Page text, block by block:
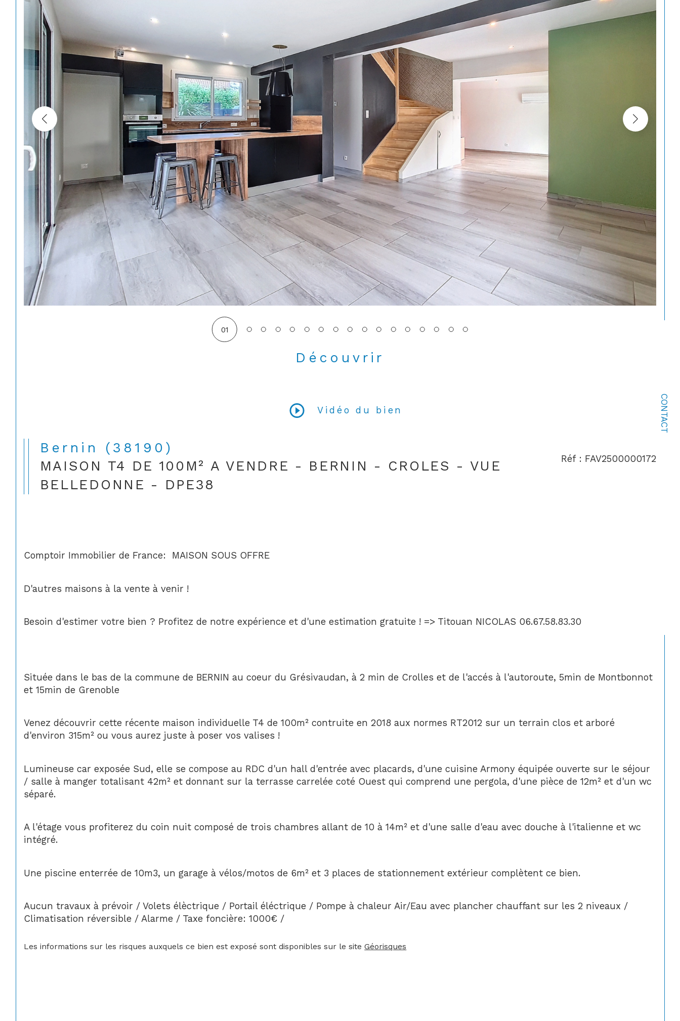
CONTACT
01
Découvrir
Vidéo du bien
Bernin (38190)
MAISON T4 DE 100M² A VENDRE - BERNIN - CROLES - VUE
BELLEDONNE - DPE38
Réf : FAV2500000172
Comptoir Immobilier de France:  MAISON SOUS OFFRE
D'autres maisons à la vente à venir !
Besoin d'estimer votre bien ? Profitez de notre expérience et d'une estimation gratuite ! => Titouan NICOLAS 06.67.58.83.30
Située dans le bas de la commune de BERNIN au coeur du Grésivaudan, à 2 min de Crolles et de l'accés à l'autoroute, 5min de Montbonnot
et 15min de Grenoble
Venez découvrir cette récente maison individuelle T4 de 100m² contruite en 2018 aux normes RT2012 sur un terrain clos et arboré
d'environ 315m² ou vous aurez juste à poser vos valises !
Lumineuse car exposée Sud, elle se compose au RDC d'un hall d'entrée avec placards, d'une cuisine Armony équipée ouverte sur le séjour
/ salle à manger totalisant 42m² et donnant sur la terrasse carrelée coté Ouest qui comprend une pergola, d'une pièce de 12m² et d'un wc
séparé.
A l'étage vous profiterez du coin nuit composé de trois chambres allant de 10 à 14m² et d'une salle d'eau avec douche à l'italienne et wc
intégré.
Une piscine enterrée de 10m3, un garage à vélos/motos de 6m² et 3 places de stationnement extérieur complètent ce bien.
Aucun travaux à prévoir / Volets élèctrique / Portail éléctrique / Pompe à chaleur Air/Eau avec plancher chauffant sur les 2 niveaux /
Climatisation réversible / Alarme / Taxe foncière: 1000€ /
Les informations sur les risques auxquels ce bien est exposé sont disponibles sur le site Géorisques